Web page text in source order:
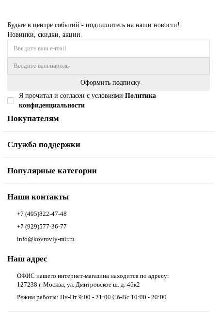
Будьте в центре событий - подпишитесь на наши новости!
Новинки, скидки, акции.
Оформить подписку
Я прочитал и согласен с условиями Политика
конфиденциальности
Покупателям
Служба поддержки
Популярные категории
Наши контакты
+7 (495)822-47-48
+7 (929)577-36-77
info@kovroviy-mir.ru
Наш адрес
ОФИС нашего интернет-магазина находится по адресу:
127238 г. Москва, ул. Дмитровское ш. д. 46к2
Режим работы: Пн-Пт 9:00 - 21:00 Сб-Вс 10:00 - 20:00